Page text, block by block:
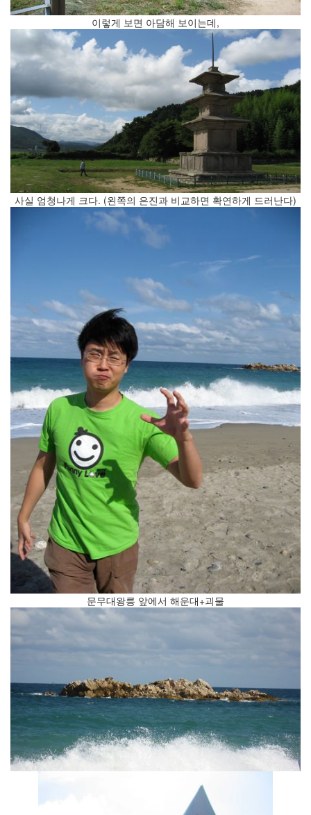
이렇게 보면 아담해 보이는데,
사실 엄청나게 크다. (왼쪽의 은진과 비교하면 확연하게 드러난다)
문무대왕릉 앞에서 해운대+괴물
블
그
안
내
By
나
By
inureyes